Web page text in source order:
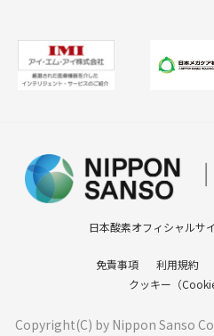
在宅医療
医療ガスパイピングシステム
日本酸素オフィシャルサ
免責事項 利用規約
クッキー（
Copyright(C) by Nippon Sanso